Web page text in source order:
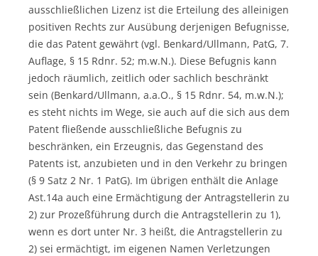
ausschließlichen Lizenz ist die Erteilung des alleinigen
positiven Rechts zur Ausübung derjenigen Befugnisse,
die das Patent gewährt (vgl. Benkard/Ullmann, PatG, 7.
Auflage, § 15 Rdnr. 52; m.w.N.). Diese Befugnis kann
jedoch räumlich, zeitlich oder sachlich beschränkt
sein (Benkard/Ullmann, a.a.O., § 15 Rdnr. 54, m.w.N.);
es steht nichts im Wege, sie auch auf die sich aus dem
Patent fließende ausschließliche Befugnis zu
beschränken, ein Erzeugnis, das Gegenstand des
Patents ist, anzubieten und in den Verkehr zu bringen
(§ 9 Satz 2 Nr. 1 PatG). Im übrigen enthält die Anlage
Ast.14a auch eine Ermächtigung der Antragstellerin zu
2) zur Prozeßführung durch die Antragstellerin zu 1),
wenn es dort unter Nr. 3 heißt, die Antragstellerin zu
2) sei ermächtigt, im eigenen Namen Verletzungen